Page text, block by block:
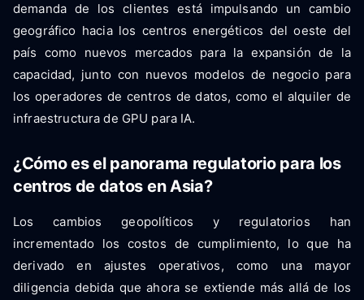
demanda de los clientes está impulsando un cambio
geográfico hacia los centros energéticos del oeste del
país como nuevos mercados para la expansión de la
capacidad, junto con nuevos modelos de negocio para
los operadores de centros de datos, como el alquiler de
infraestructura de GPU para IA.
¿Cómo es el panorama regulatorio para los
centros de datos en Asia?
Los cambios geopolíticos y regulatorios han
incrementado los costos de cumplimiento, lo que ha
derivado en ajustes operativos, como una mayor
diligencia debida que ahora se extiende más allá de los